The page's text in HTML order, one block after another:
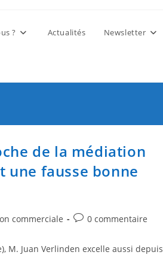
? Actualités Newsletter
de la médiation
une fausse bonne
commerciale 0 commentaire
M. Juan Verlinden excelle aussi depuis